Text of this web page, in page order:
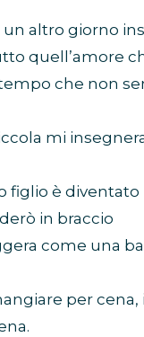
un altro giorno
quell’amore
che non
mi
figlio è diventato
in braccio
come una
per cena,